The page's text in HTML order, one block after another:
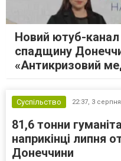
Новий ютуб-канал
спадщину
«Антикризовий
Суспільство 22:37, 3 серпня
81,6 тонни
наприкінці липня
Донеччини